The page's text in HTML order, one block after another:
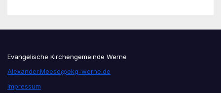
Evangelische Kirchengemeinde Werne
Alexander.Meese@ekg-werne.de
Impressum